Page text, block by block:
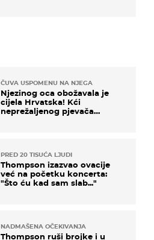
ČUVA USPOMENU NA NJEGA
Njezinog oca obožavala je
cijela Hrvatska! Kći
neprežaljenog pjevača
PRED 20 TISUĆA LJUDI
Thompson izazvao ovacije
već na početku koncerta:
"Što ću kad sam slab..."
NADMAŠENA OČEKIVANJA
Thompson ruši brojke i u